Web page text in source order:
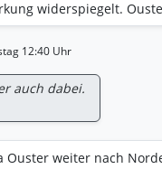
widerspiegelt.
Flaggschiff-REV8-OS-
Buy America-
US‑Regierung, smarte
BlueCity-
Counter‑UAS-
der Auftragszahlen
fast 200 Millionen
12:40 Uhr
auch dabei.
Ouster weiter nach